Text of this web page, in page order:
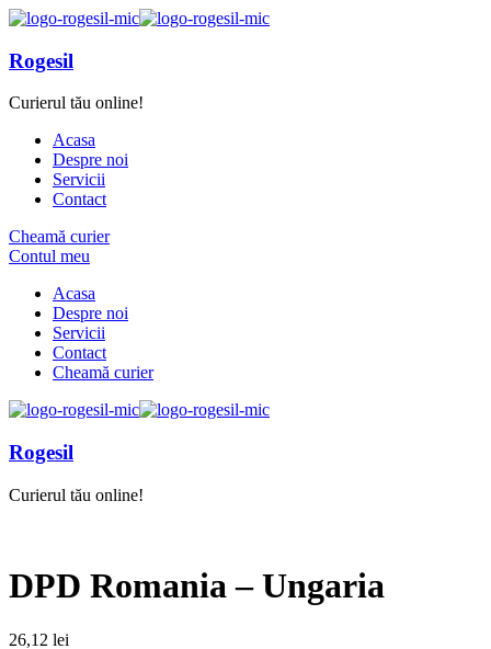
Rogesil
Curierul tău online!
Acasa
Despre noi
Servicii
Contact
Cheamă curier
Contul meu
Acasa
Despre noi
Servicii
Contact
Cheamă curier
Rogesil
Curierul tău online!
DPD Romania – Ungaria
26,12 lei